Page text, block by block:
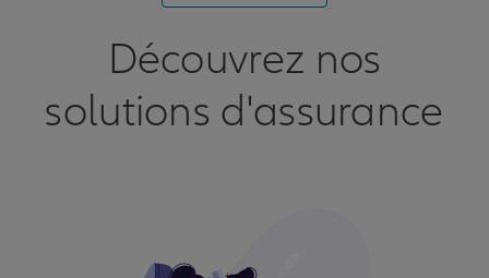
Découvrez nos
solutions d'assurance